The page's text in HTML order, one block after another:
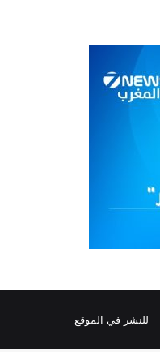
للنشر في الموقع